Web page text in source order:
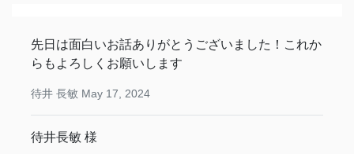
先日は面白いお話ありがとうございました！これか
らもよろしくお願いします
待井 長敏 May 17, 2024
待井長敏 様